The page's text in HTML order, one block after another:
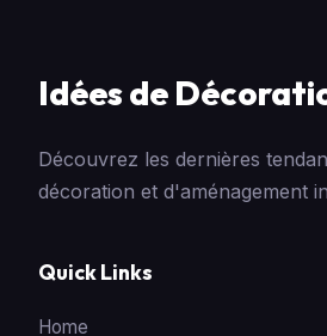
Idées de
Découvrez les dernières
décoration et d'aménagement
Quick Links
Home